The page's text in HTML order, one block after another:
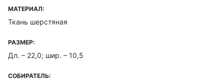
МАТЕРИАЛ:
Ткань шерстяная
РАЗМЕР:
Дл. – 22,0; шир. – 10,5
СОБИРАТЕЛЬ: